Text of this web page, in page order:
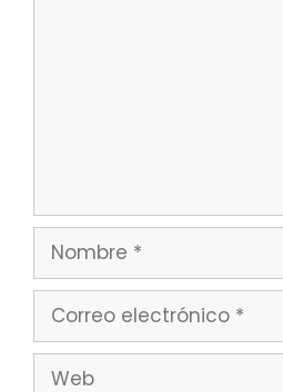
Nombre
Correo
electrónico
Web